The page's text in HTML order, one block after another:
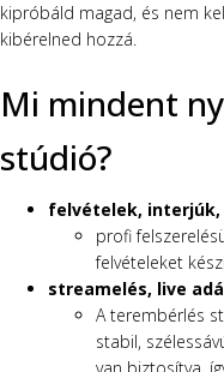
kipróbáld magad, és nem
kibérelned hozzá.
Mi mindent
stúdió?
felvételek, interjúk,
profi
felvételeket
streamelés, live
A terembérlés
stabil,